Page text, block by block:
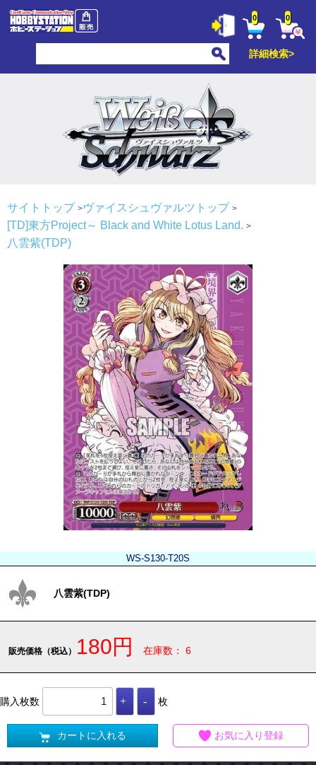
0 0
詳細検索>
サイトトップ
ヴァイスシュヴァルツトップ
[TD]東方Project～ Black and White Lotus Land.
八雲紫(TDP)
WS-S130-T20S
八雲紫(TDP)
販売価格（税込） 180円 在庫数： 6
購入枚数 枚
カートに入れる お気に入り登録